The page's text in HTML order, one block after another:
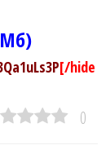
Мб)
[/hide
0